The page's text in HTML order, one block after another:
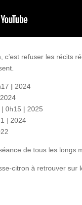
c’est refuser les récits
| 2024
0h15 | 2025
| 2024
de tous les longs
citron à retrouver sur